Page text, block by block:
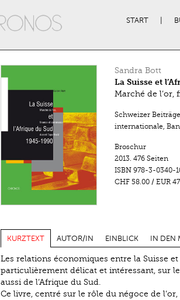
START
Sandra Bott
La Suisse et
Marché de l’or,
Schweizer
internationale,
Broschur
2013. 476 Seiten
ISBN 978-3-0340-
CHF 58.00/ EUR
KURZTEXT AUTOR/IN EINBLICK IN DEN
Les relations économiques entre la Suisse
particulièrement délicat et intéressant, sur
aussi de l’Afrique du Sud.
Ce livre, centré sur le rôle du négoce de